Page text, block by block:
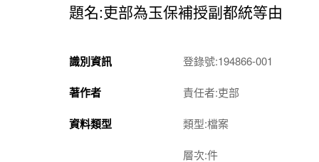
題名:吏部為玉保補授副都統等由
識別資訊 登錄號:194866-001
著作者 責任者:吏部
資料類型 類型:檔案
層次:件